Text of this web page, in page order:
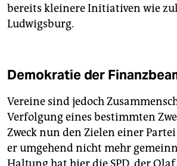
bereits kleinere Initiativen wie
Ludwigsburg.
Demokratie der
Vereine sind jedoch
Verfolgung eines bestimmten
Zweck nun den Zielen einer
er umgehend nicht mehr
Haltung hat hier die SPD, der Olaf